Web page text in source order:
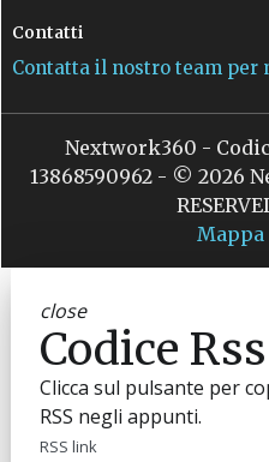
Contatti
Contatta il nostro team
Nextwork360 -
13868590962 - © 2026
close
Codice Rss
Clicca sul pulsante per
RSS negli appunti.
RSS link